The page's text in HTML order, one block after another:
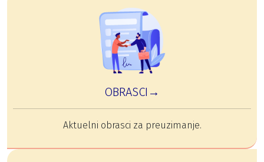
OBRASCI→
Aktuelni obrasci za preuzimanje.